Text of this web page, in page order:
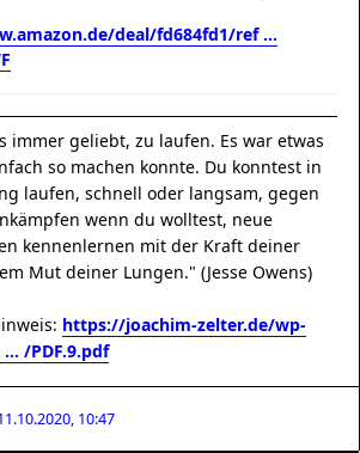
deal/fd684fd1/ref ...
immer geliebt, zu laufen. Es war etwas
so machen konnte. Du konntest in
laufen, schnell oder langsam, gegen
wenn du wolltest, neue
kennenlernen mit der Kraft deiner
Mut deiner Lungen." (Jesse Owens)
https://joachim-zelter.de/wp-
/PDF.9.pdf
10:47